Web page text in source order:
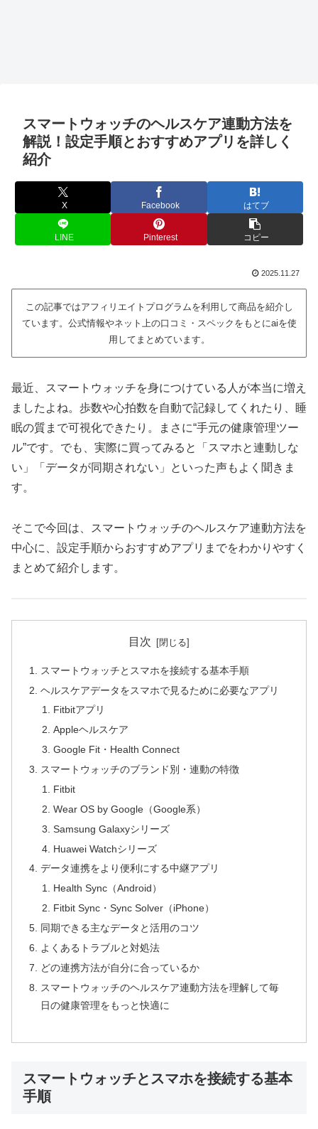
スマートウォッチのヘルスケア連動方法を
解説！設定手順とおすすめアプリを詳しく
紹介
X Facebook はてブ
LINE Pinterest コピー
2025.11.27
この記事ではアフィリエイトプログラムを利用して商品を紹介し
ています。公式情報やネット上の口コミ・スペックをもとにaiを使
用してまとめています。
最近、スマートウォッチを身につけている人が本当に増え
ましたよね。歩数や心拍数を自動で記録してくれたり、睡
眠の質まで可視化できたり。まさに“手元の健康管理ツー
ル”です。でも、実際に買ってみると「スマホと連動しな
い」「データが同期されない」といった声もよく聞きま
す。
そこで今回は、スマートウォッチのヘルスケア連動方法を
中心に、設定手順からおすすめアプリまでをわかりやすく
まとめて紹介します。
目次
スマートウォッチとスマホを接続する基本手順
ヘルスケアデータをスマホで見るために必要なアプリ
Fitbitアプリ
Appleヘルスケア
Google Fit・Health Connect
スマートウォッチのブランド別・連動の特徴
Fitbit
Wear OS by Google（Google系）
Samsung Galaxyシリーズ
Huawei Watchシリーズ
データ連携をより便利にする中継アプリ
Health Sync（Android）
Fitbit Sync・Sync Solver（iPhone）
同期できる主なデータと活用のコツ
よくあるトラブルと対処法
どの連携方法が自分に合っているか
スマートウォッチのヘルスケア連動方法を理解して毎
日の健康管理をもっと快適に
スマートウォッチとスマホを接続する基本
手順